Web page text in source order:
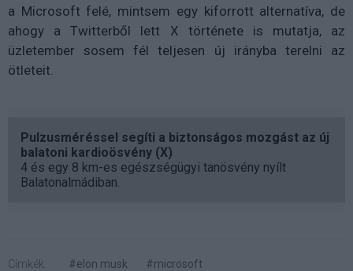
a Microsoft felé, mintsem egy kiforrott alternatíva, de
ahogy a Twitterből lett X története is mutatja, az
üzletember sosem fél teljesen új irányba terelni az
ötleteit.
Pulzusméréssel segíti a biztonságos mozgást az új
balatoni kardioösvény (X)
4 és egy 8 km-es egészségügyi tanösvény nyílt
Balatonalmádiban.
Címkék: #elon musk #microsoft